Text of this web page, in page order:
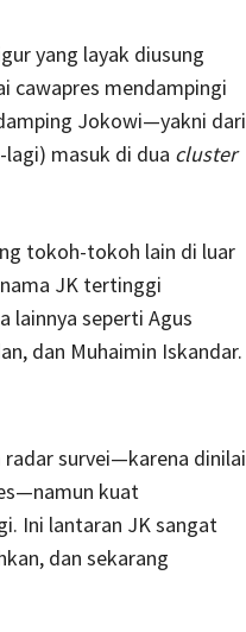
yang layak diusung
cawapres mendampingi
Jokowi—yakni dari
masuk di dua cluster
tokoh-tokoh lain di luar
JK tertinggi
lainnya seperti Agus
dan Muhaimin Iskandar.
radar survei—karena dinilai
kuat
Ini lantaran JK sangat
dan sekarang